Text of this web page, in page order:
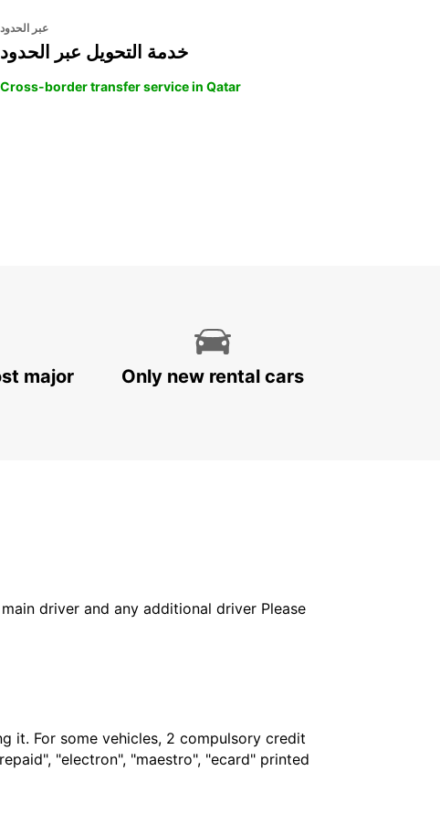
عبر الحدود
خدمة التحويل عبر الحدود
Cross-border transfer service in Qatar
major
Only new rental cars
driver and any additional driver Please
it. For some vehicles, 2 compulsory credit
"electron", "maestro", "ecard" printed